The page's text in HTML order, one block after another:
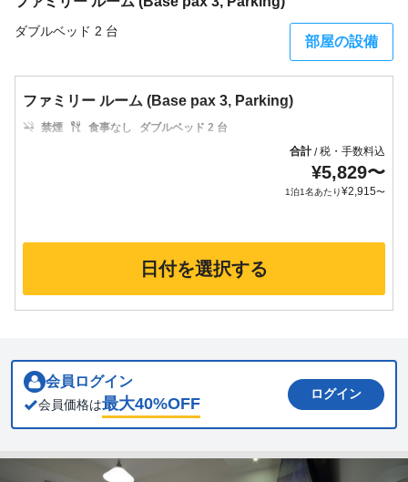
ダブルベッド 2 台
部屋の設備
ファミリー ルーム (Base pax 3, Parking)
禁煙 食事なし
ダブルベッド 2 台
合計/税・手数料込
¥5,829〜
1泊1名あたり¥2,915〜
日付を選択する
会員ログイン
会員価格は最大40%OFF
ログイン